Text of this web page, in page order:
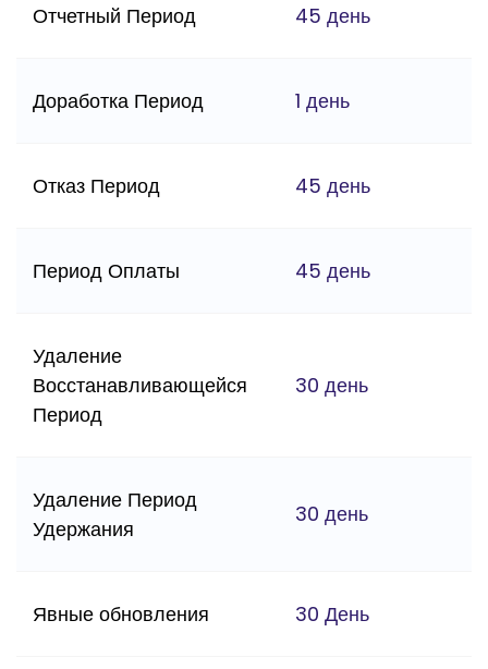
Отчетный Период 45 день
Доработка Период 1 день
Отказ Период 45 день
Период Оплаты 45 день
Удаление
Восстанавливающейся
Период
30 день
Удаление Период
Удержания
30 день
Явные обновления 30 День